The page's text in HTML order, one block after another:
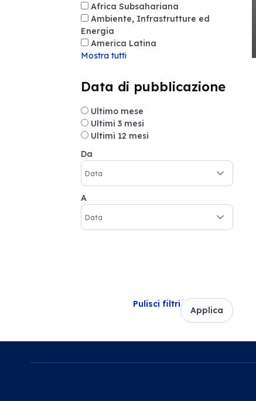
Africa Subsahariana
Ambiente, Infrastrutture ed
Energia
America Latina
Mostra tutti
Data di pubblicazione
Ultimo mese
Ultimi 3 mesi
Ultimi 12 mesi
Da
A
Pulisci filtri
Applica